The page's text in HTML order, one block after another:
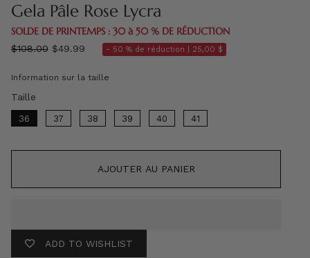
Gela Pâle Rose Lycra
SOLDE DE PRINTEMPS : 30 à 50 % DE RÉDUCTION
régulier
$108.00 $49.99 - 50 % de réduction | 25,00 $
Information sur la taille
Taille
36 37 38 39 40 41
AJOUTER AU PANIER
ADD TO WISHLIST